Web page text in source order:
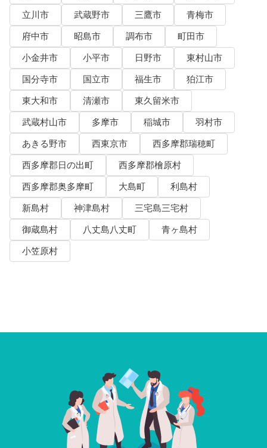
立川市
武蔵野市 三鷹市
青梅市
府中市
昭島市 調布市
町田市
小金井市
小平市 日野市
東村山市
国分寺市
国立市 福生市
狛江市
東大和市
清瀬市
東久留米市
武蔵村山市
多摩市 稲城市
羽村市
あきる野市
西東京市
西多摩郡瑞穂町
西多摩郡日の出町
西多摩郡檜原村
西多摩郡奥多摩町
大島町
利島村
新島村
神津島村
三宅島三宅村
御蔵島村
八丈島八丈町
青ヶ島村
小笠原村